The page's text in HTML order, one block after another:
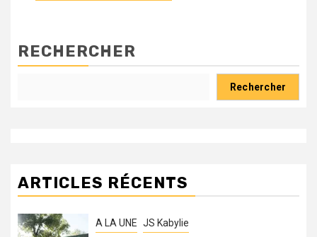
RECHERCHER
Rechercher
ARTICLES RÉCENTS
A LA UNE JS Kabylie